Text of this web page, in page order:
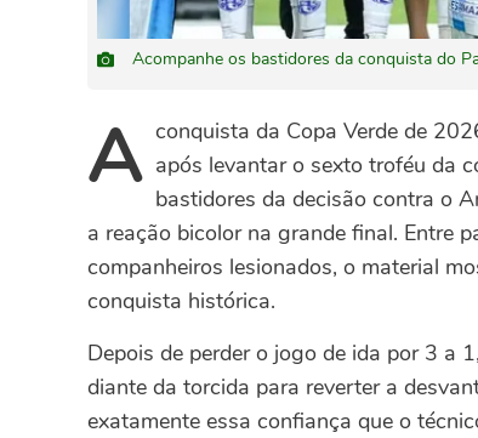
Acompanhe os bastidores da conquista do
Aconquista da Copa Verde de
após levantar o sexto troféu da
bastidores da decisão contra o
a reação bicolor na grande final. Entre
companheiros lesionados, o material
conquista histórica.
Depois de perder o jogo de ida por 3 a
diante da torcida para reverter a
exatamente essa confiança que o